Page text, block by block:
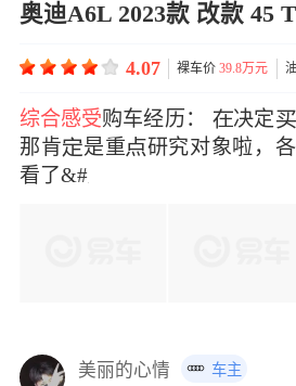
4.07 裸车价39.8万元
综合感受购车经历： 决定
那肯是重研究对象啦，
看了&#x
美丽的心情
车主